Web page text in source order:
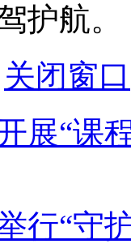
护航。
关闭窗口
展“课
行“守